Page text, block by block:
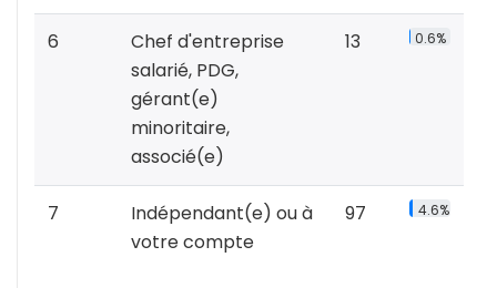
6
Chef d'entreprise
salarié, PDG,
gérant(e)
minoritaire,
associé(e)
13 0.6%
7
Indépendant(e) ou à
votre compte
97 4.6%